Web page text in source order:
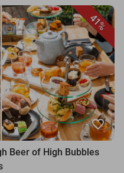
41%
favorite_border
Beer of High Bubbles